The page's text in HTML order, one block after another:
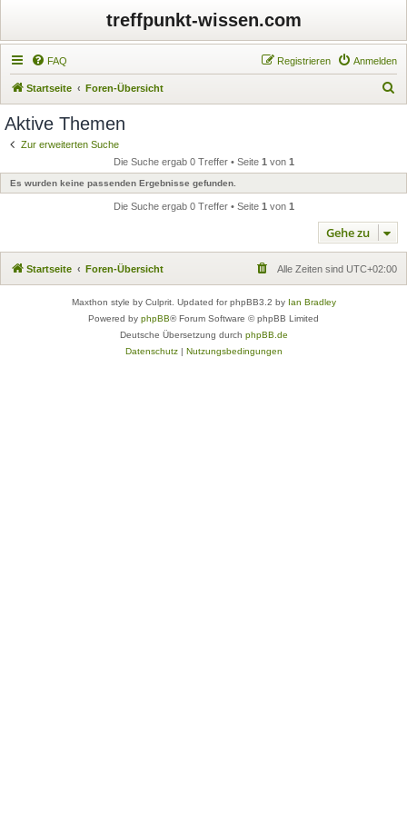
treffpunkt-wissen.com
FAQ Anmelden
Registrieren
Startseite Foren-Übersicht
e
Aktive Themen
Zur erweiterten Suche
Die Suche ergab 0 Treffer • Seite 1 von 1
Es wurden keine passenden Ergebnisse gefunden.
Die Suche ergab 0 Treffer • Seite 1 von 1
Gehe zu
Startseite Foren-Übersicht Alle Zeiten sind UTC+02:00
Maxthon style by Culprit. Updated for phpBB3.2 by Ian Bradley
Powered by phpBB® Forum Software © phpBB Limited
Deutsche Übersetzung durch phpBB.de
Datenschutz| Nutzungsbedingungen